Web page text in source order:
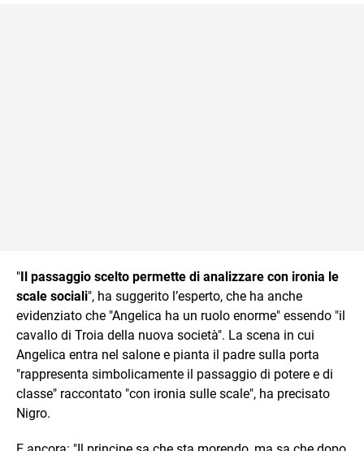
"Il passaggio scelto permette di analizzare con ironia le
scale sociali", ha suggerito l’esperto, che ha anche
evidenziato che "Angelica ha un ruolo enorme" essendo "il
cavallo di Troia della nuova società". La scena in cui
Angelica entra nel salone e pianta il padre sulla porta
"rappresenta simbolicamente il passaggio di potere e di
classe" raccontato "con ironia sulle scale", ha precisato
Nigro.